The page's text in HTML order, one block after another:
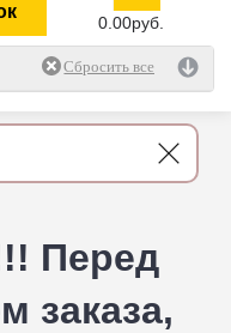
0.00руб.
Перед
заказа,